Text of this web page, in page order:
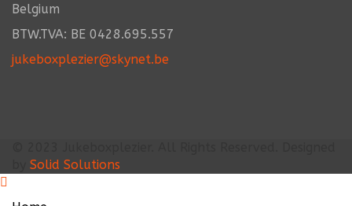
Belgium
BTW.TVA: BE 0428.695.557
jukeboxplezier@skynet.be
Solid Solutions